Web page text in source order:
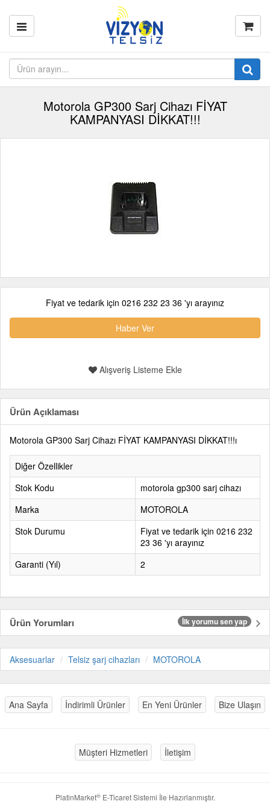
Motorola GP300 Sarj Cihazı FİYAT
KAMPANYASI DİKKAT!!!
Fiyat ve tedarik için 0216 232 23 36 'yı arayınız
Haber Ver
Alışveriş Listeme Ekle
Ürün Açıklaması
Motorola GP300 Sarj Cihazı FİYAT KAMPANYASI DİKKAT!!!ı
Diğer Özellikler
Stok Kodu
motorola gp300 sarj cihazı
Marka
MOTOROLA
Stok Durumu
Fiyat ve tedarik için 0216 232
23 36 'yı arayınız
Garanti (Yıl)
2
Ürün Yorumları İlk yorumu sen yap
Aksesuarlar Telsiz şarj cihazları MOTOROLA
Ana Sayfa İndirimli Ürünler En Yeni Ürünler Bize Ulaşın
Müşteri Hizmetleri İletişim
PlatinMarket®E-Ticaret Sistemi İle Hazırlanmıştır.